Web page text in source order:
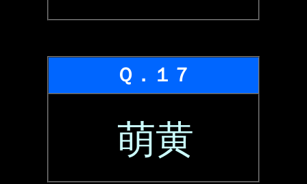
Ｑ．１７
萌黄